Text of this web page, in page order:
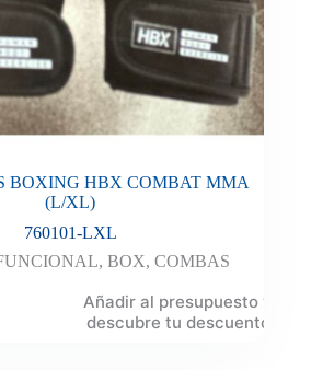
BOXING HBX COMBAT MMA
(L/XL)
760101-LXL
, BOX, COMBAS
Añadir al presupuesto y
descubre tu descuento